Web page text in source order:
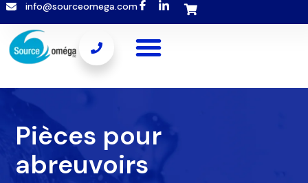
info@sourceomega.com
Popup template not selected
Pièces pour
abreuvoirs